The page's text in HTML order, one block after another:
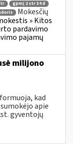
gpmį 2 str 34 d
Mokesčių
» Kitos
pardavimo
pajamų
milijono
kad
apie
gyventojų